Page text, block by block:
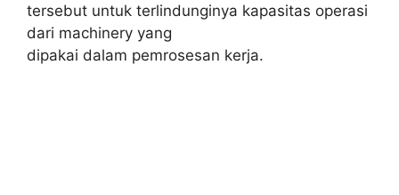
tersebut untuk terlindunginya kapasitas operasi
dari machinery yang
dipakai dalam pemrosesan kerja.